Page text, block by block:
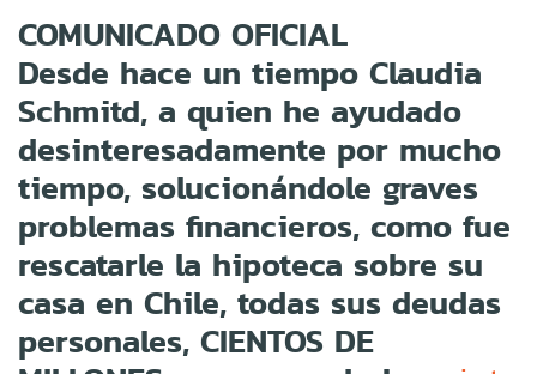
COMUNICADO OFICIAL
Desde hace un tiempo Claudia
Schmitd, a quien he ayudado
desinteresadamente por mucho
tiempo, solucionándole graves
problemas financieros, como fue
rescatarle la hipoteca sobre su
casa en Chile, todas sus deudas
personales, CIENTOS DE